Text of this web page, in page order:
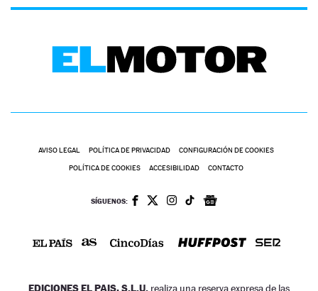
AVISO LEGAL POLÍTICA DE PRIVACIDAD CONFIGURACIÓN DE COOKIES
POLÍTICA DE COOKIES ACCESIBILIDAD CONTACTO
SÍGUENOS:
EDICIONES EL PAIS, S.L.U. realiza una reserva expresa de las